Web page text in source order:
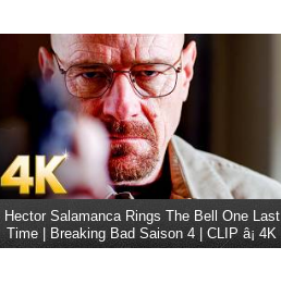
Hector Salamanca Rings The Bell One Last
Time | Breaking Bad Saison 4 | CLIP â¡ 4K